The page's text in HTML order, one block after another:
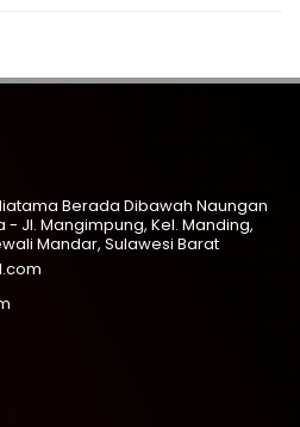
Berada Dibawah Naungan
- Jl. Mangimpung, Kel. Manding,
Mandar, Sulawesi Barat